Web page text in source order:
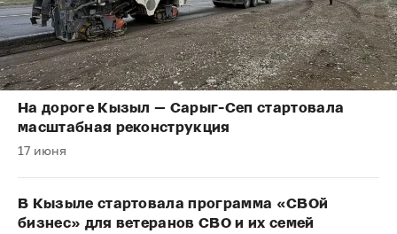
На дороге Кызыл — Сарыг-Сеп стартовала
масштабная реконструкция
17 июня
В Кызыле стартовала программа «СВОй
бизнес» для ветеранов СВО и их семей